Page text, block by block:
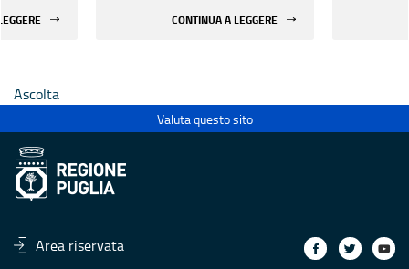
CONTINUA A LEGGERE
Ascolta
Valuta questo sito
Area riservata